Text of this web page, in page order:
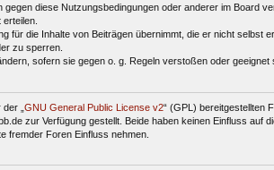
diese Nutzungsbedingungen oder anderer im Board
für die Inhalte von Beiträgen übernimmt, die er nicht selbst
zu sperren.
sofern sie gegen o. g. Regeln verstoßen oder
„ GNU General Public License v2“ (GPL) bereitgestellten
zur Verfügung gestellt. Beide haben keinen Einfluss
fremder Foren Einfluss nehmen.